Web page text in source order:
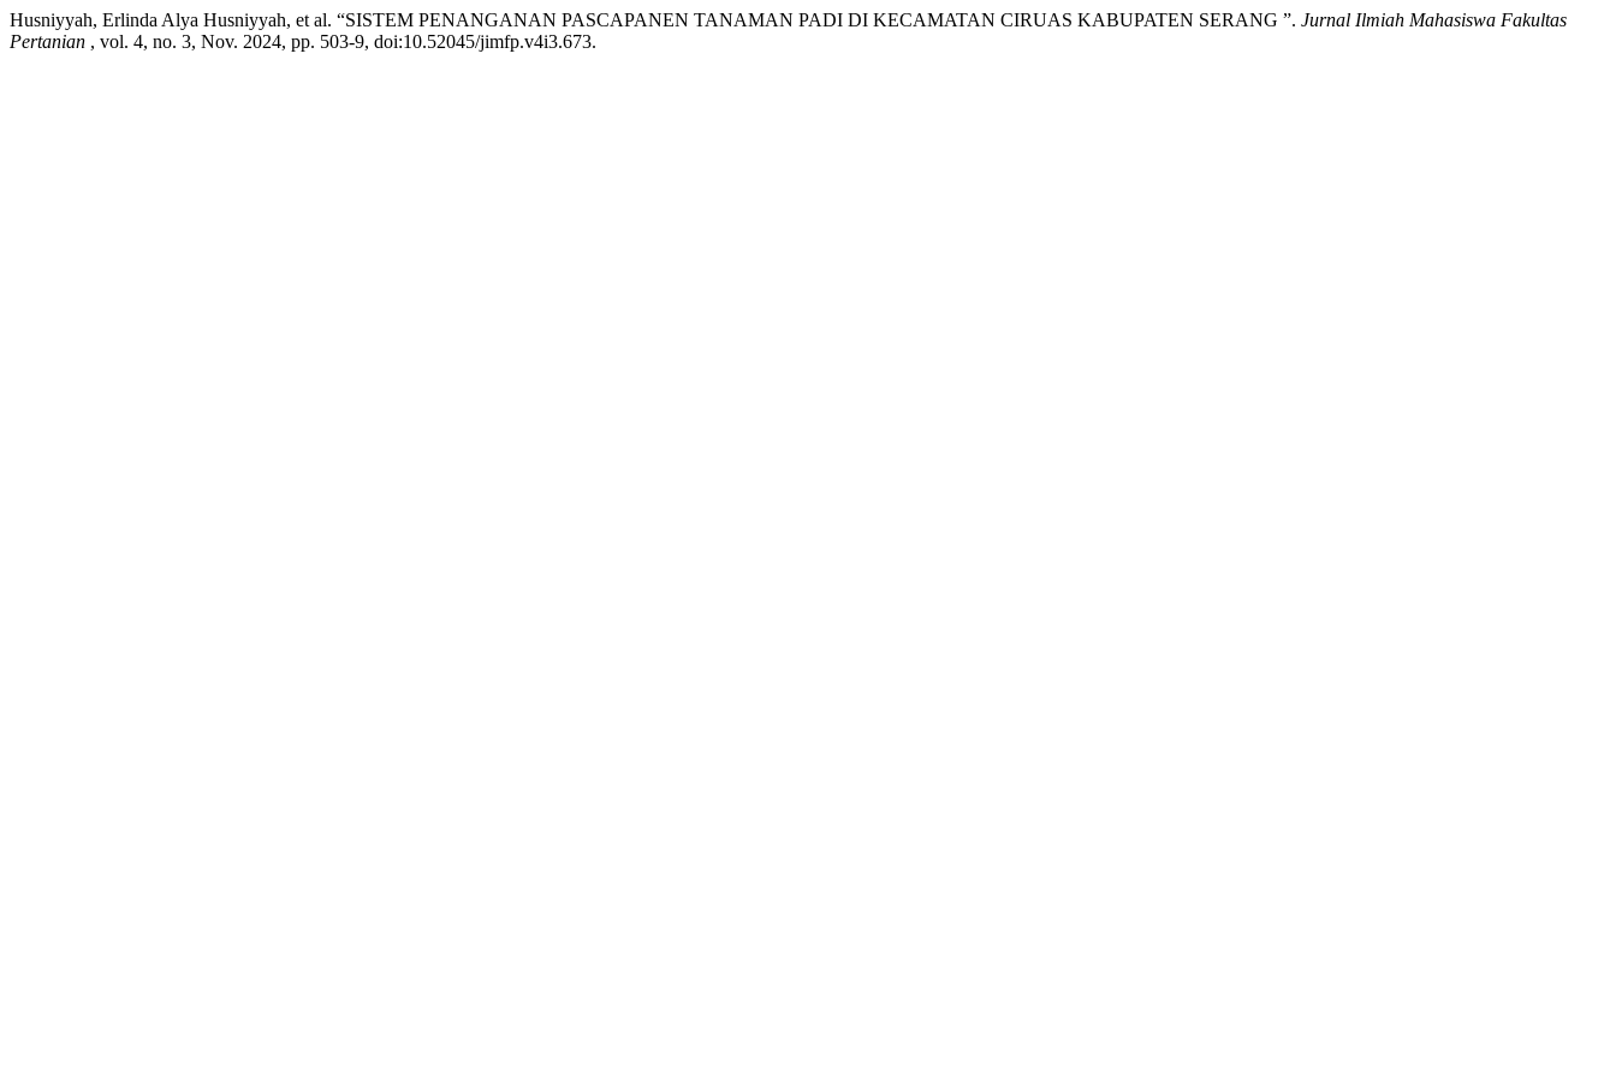
Husniyyah, Erlinda Alya Husniyyah, et al. “SISTEM PENANGANAN PASCAPANEN TANAMAN PADI DI KECAMATAN CIRUAS KABUPATEN SERANG ”. Jurnal Ilmiah Mahasiswa Fakultas
Pertanian , vol. 4, no. 3, Nov. 2024, pp. 503-9, doi:10.52045/jimfp.v4i3.673.